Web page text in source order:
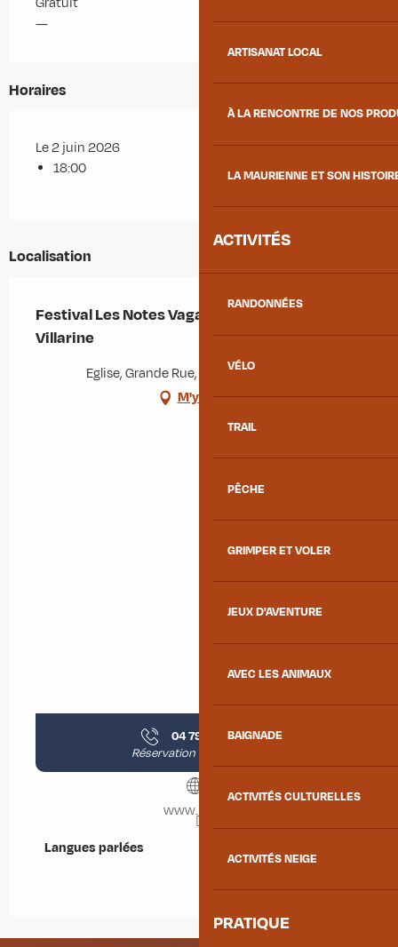
ARTISANAT LOCAL
À LA RENCONTRE DE NOS
LA MAURIENNE ET SON
ACTIVITÉS
RANDONNÉES
VÉLO
TRAIL
PÊCHE
GRIMPER ET VOLER
JEUX D'AVENTURE
AVEC LES ANIMAUX
BAIGNADE
ACTIVITÉS CULTURELLES
ACTIVITÉS NEIGE
PRATIQUE
—
Horaires
Le 2 juin 2026
18:00
Localisation
Festival Les Notes Vagabondes - Chorale La
Villarine
Eglise, Grande Rue, 73130 La Chambre
M'y rendre
04 79 56 26▒▒
Réservation du transport
www.la4c.fr
Langues parlées
Langues parlées